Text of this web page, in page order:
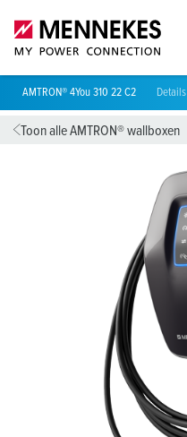
AMTRON® 4You 310 22 C2 Details
Toon alle AMTRON® wallboxen